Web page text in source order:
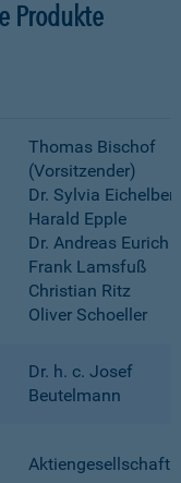
Produkte
Thomas Bischof
(Vorsitzender)
Dr. Sylvia
Harald Epple
Dr. Andreas Eurich
Frank Lamsfuß
Christian Ritz
Oliver Schoeller
Dr. h. c. Josef
Beutelmann
Aktiengesellschaft